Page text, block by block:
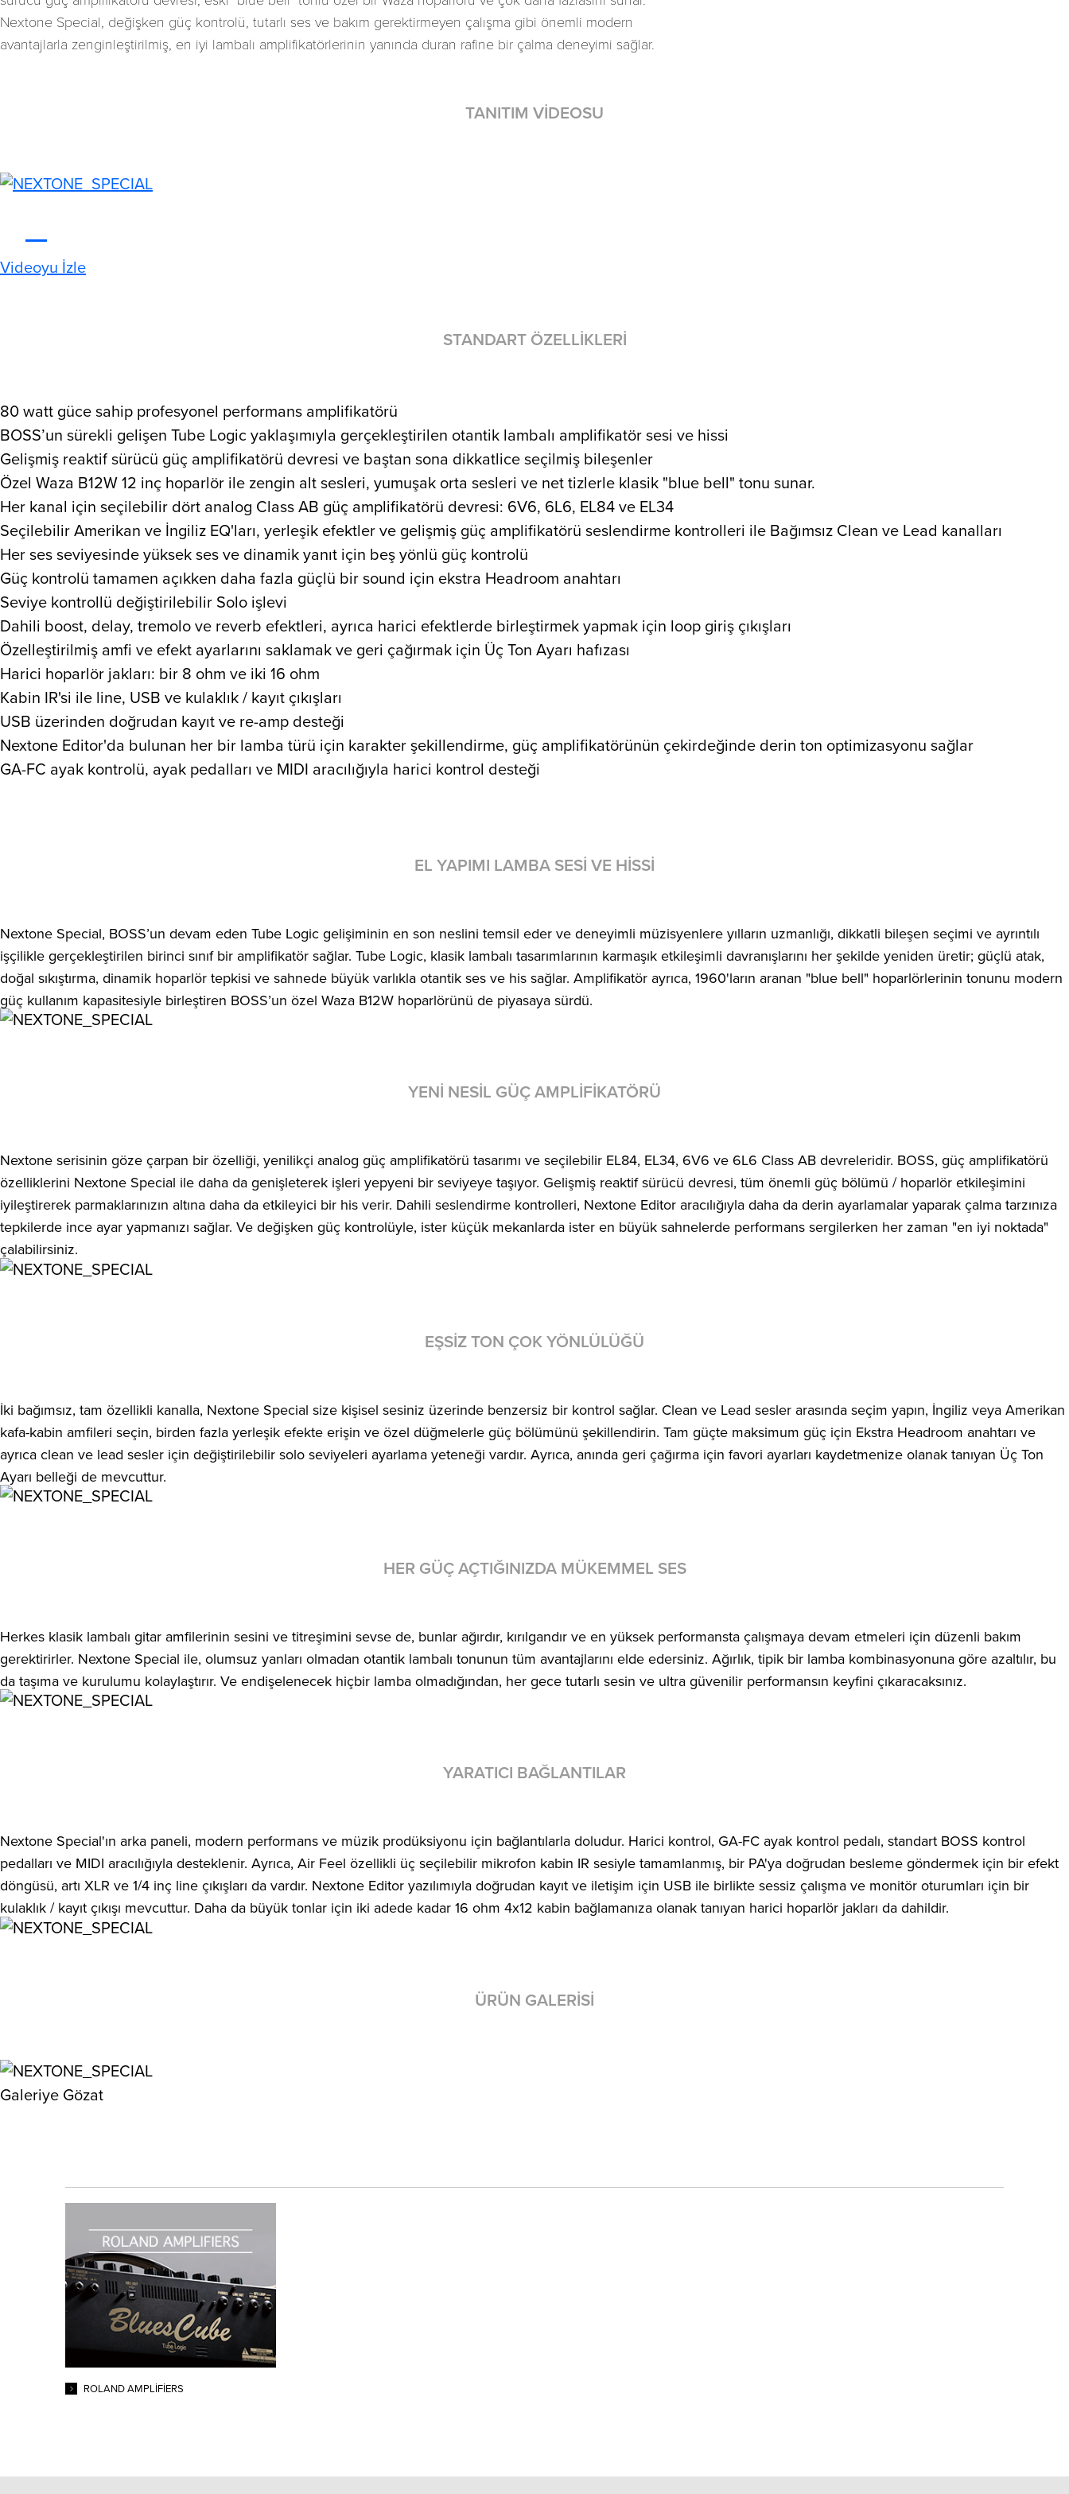
Nextone Special, değişken güç kontrolü, tutarlı ses ve bakım gerektirmeyen çalışma gibi önemli modern
avantajlarla zenginleştirilmiş, en iyi lambalı amplifikatörlerinin yanında duran rafine bir çalma deneyimi sağlar.
TANITIM VIDEOSU
Videoyu İzle
STANDART ÖZELLIKLERI
80 watt güce sahip profesyonel performans amplifikatörü
BOSS’un sürekli gelişen Tube Logic yaklaşımıyla gerçekleştirilen otantik lambalı amplifikatör sesi ve hissi
Gelişmiş reaktif sürücü güç amplifikatörü devresi ve baştan sona dikkatlice seçilmiş bileşenler
Özel Waza B12W 12 inç hoparlör ile zengin alt sesleri, yumuşak orta sesleri ve net tizlerle klasik "blue bell" tonu sunar.
Her kanal için seçilebilir dört analog Class AB güç amplifikatörü devresi: 6V6, 6L6, EL84 ve EL34
Seçilebilir Amerikan ve İngiliz EQ'ları, yerleşik efektler ve gelişmiş güç amplifikatörü seslendirme kontrolleri ile Bağımsız Clean ve Lead kanalları
Her ses seviyesinde yüksek ses ve dinamik yanıt için beş yönlü güç kontrolü
Güç kontrolü tamamen açıkken daha fazla güçlü bir sound için ekstra Headroom anahtarı
Seviye kontrollü değiştirilebilir Solo işlevi
Dahili boost, delay, tremolo ve reverb efektleri, ayrıca harici efektlerde birleştirmek yapmak için loop giriş çıkışları
Özelleştirilmiş amfi ve efekt ayarlarını saklamak ve geri çağırmak için Üç Ton Ayarı hafızası
Harici hoparlör jakları: bir 8 ohm ve iki 16 ohm
Kabin IR'si ile line, USB ve kulaklık / kayıt çıkışları
USB üzerinden doğrudan kayıt ve re-amp desteği
Nextone Editor'da bulunan her bir lamba türü için karakter şekillendirme, güç amplifikatörünün çekirdeğinde derin ton optimizasyonu sağlar
GA-FC ayak kontrolü, ayak pedalları ve MIDI aracılığıyla harici kontrol desteği
EL YAPIMI LAMBA SESI VE HISSI
Nextone Special, BOSS’un devam eden Tube Logic gelişiminin en son neslini temsil eder ve deneyimli müzisyenlere yılların uzmanlığı, dikkatli bileşen seçimi ve ayrıntılı
işçilikle gerçekleştirilen birinci sınıf bir amplifikatör sağlar. Tube Logic, klasik lambalı tasarımlarının karmaşık etkileşimli davranışlarını her şekilde yeniden üretir; güçlü atak,
doğal sıkıştırma, dinamik hoparlör tepkisi ve sahnede büyük varlıkla otantik ses ve his sağlar. Amplifikatör ayrıca, 1960'ların aranan "blue bell" hoparlörlerinin tonunu modern
güç kullanım kapasitesiyle birleştiren BOSS’un özel Waza B12W hoparlörünü de piyasaya sürdü.
YENI NESIL GÜÇ AMPLIFIKATÖRÜ
Nextone serisinin göze çarpan bir özelliği, yenilikçi analog güç amplifikatörü tasarımı ve seçilebilir EL84, EL34, 6V6 ve 6L6 Class AB devreleridir. BOSS, güç amplifikatörü
özelliklerini Nextone Special ile daha da genişleterek işleri yepyeni bir seviyeye taşıyor. Gelişmiş reaktif sürücü devresi, tüm önemli güç bölümü / hoparlör etkileşimini
iyileştirerek parmaklarınızın altına daha da etkileyici bir his verir. Dahili seslendirme kontrolleri, Nextone Editor aracılığıyla daha da derin ayarlamalar yaparak çalma tarzınıza
tepkilerde ince ayar yapmanızı sağlar. Ve değişken güç kontrolüyle, ister küçük mekanlarda ister en büyük sahnelerde performans sergilerken her zaman "en iyi noktada"
çalabilirsiniz.
EŞSIZ TON ÇOK YÖNLÜLÜĞÜ
İki bağımsız, tam özellikli kanalla, Nextone Special size kişisel sesiniz üzerinde benzersiz bir kontrol sağlar. Clean ve Lead sesler arasında seçim yapın, İngiliz veya Amerikan
kafa-kabin amfileri seçin, birden fazla yerleşik efekte erişin ve özel düğmelerle güç bölümünü şekillendirin. Tam güçte maksimum güç için Ekstra Headroom anahtarı ve
ayrıca clean ve lead sesler için değiştirilebilir solo seviyeleri ayarlama yeteneği vardır. Ayrıca, anında geri çağırma için favori ayarları kaydetmenize olanak tanıyan Üç Ton
Ayarı belleği de mevcuttur.
HER GÜÇ AÇTIĞINIZDA MÜKEMMEL SES
Herkes klasik lambalı gitar amfilerinin sesini ve titreşimini sevse de, bunlar ağırdır, kırılgandır ve en yüksek performansta çalışmaya devam etmeleri için düzenli bakım
gerektirirler. Nextone Special ile, olumsuz yanları olmadan otantik lambalı tonunun tüm avantajlarını elde edersiniz. Ağırlık, tipik bir lamba kombinasyonuna göre azaltılır, bu
da taşıma ve kurulumu kolaylaştırır. Ve endişelenecek hiçbir lamba olmadığından, her gece tutarlı sesin ve ultra güvenilir performansın keyfini çıkaracaksınız.
YARATICI BAĞLANTILAR
Nextone Special'ın arka paneli, modern performans ve müzik prodüksiyonu için bağlantılarla doludur. Harici kontrol, GA-FC ayak kontrol pedalı, standart BOSS kontrol
pedalları ve MIDI aracılığıyla desteklenir. Ayrıca, Air Feel özellikli üç seçilebilir mikrofon kabin IR sesiyle tamamlanmış, bir PA'ya doğrudan besleme göndermek için bir efekt
döngüsü, artı XLR ve 1/4 inç line çıkışları da vardır. Nextone Editor yazılımıyla doğrudan kayıt ve iletişim için USB ile birlikte sessiz çalışma ve monitör oturumları için bir
kulaklık / kayıt çıkışı mevcuttur. Daha da büyük tonlar için iki adede kadar 16 ohm 4x12 kabin bağlamanıza olanak tanıyan harici hoparlör jakları da dahildir.
ÜRÜN GALERISI
Galeriye Gözat
ROLAND AMPLIFIERS